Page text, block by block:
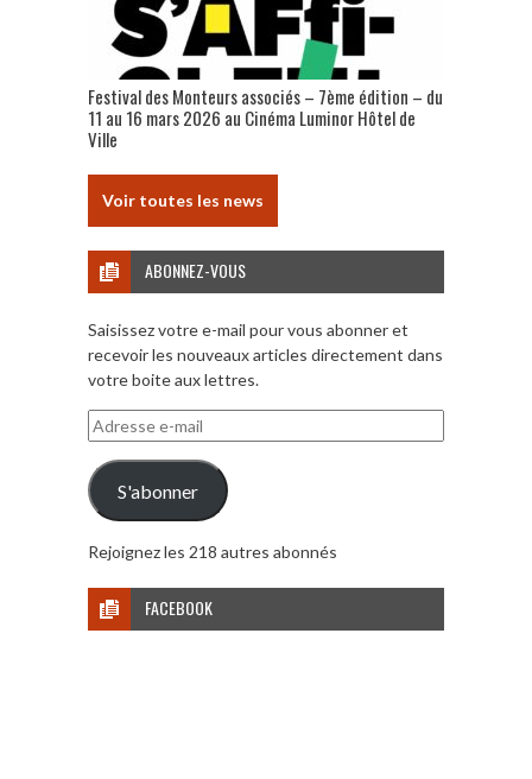
Festival des Monteurs associés – 7ème édition – du
11 au 16 mars 2026 au Cinéma Luminor Hôtel de
Ville
Voir toutes les news
ABONNEZ-VOUS
Saisissez votre e-mail pour vous abonner et
recevoir les nouveaux articles directement dans
votre boite aux lettres.
Adresse
e-
mail
S'abonner
Rejoignez les 218 autres abonnés
FACEBOOK